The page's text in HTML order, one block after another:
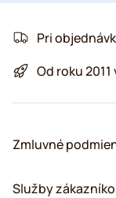
Pri
Od roku
Zmluvné
Služby